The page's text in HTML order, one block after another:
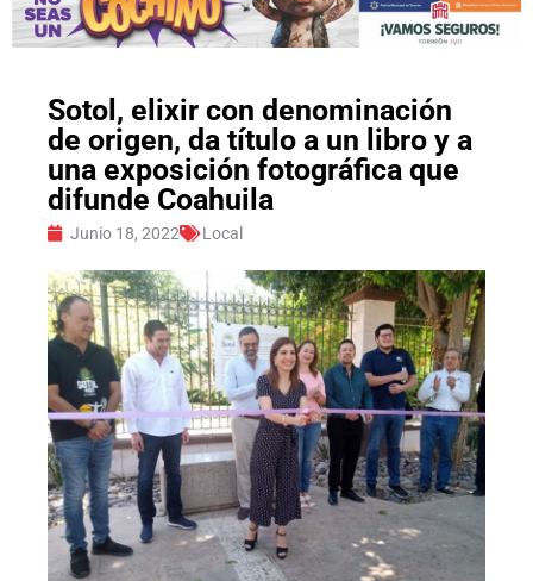
Sotol, elixir con denominación
de origen, da título a un libro y a
una exposición fotográfica que
difunde Coahuila
Junio 18, 2022 Local